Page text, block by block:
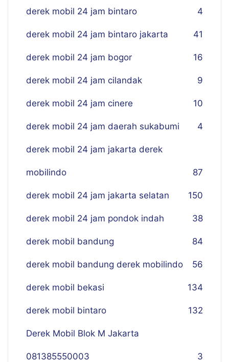
derek mobil 24 jam bintaro 4
derek mobil 24 jam bintaro jakarta 41
derek mobil 24 jam bogor 16
derek mobil 24 jam cilandak 9
derek mobil 24 jam cinere 10
derek mobil 24 jam daerah sukabumi 4
derek mobil 24 jam jakarta derek
mobilindo 87
derek mobil 24 jam jakarta selatan 150
derek mobil 24 jam pondok indah 38
derek mobil bandung 84
derek mobil bandung derek mobilindo 56
derek mobil bekasi 134
derek mobil bintaro 132
Derek Mobil Blok M Jakarta
081385550003 3